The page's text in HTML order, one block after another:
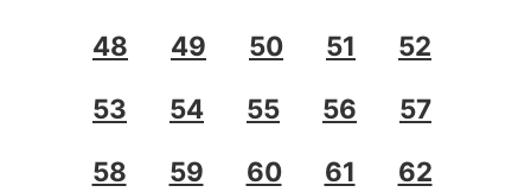
48
49 50 51
52
53
54 55 56
57
58
59 60 61
62